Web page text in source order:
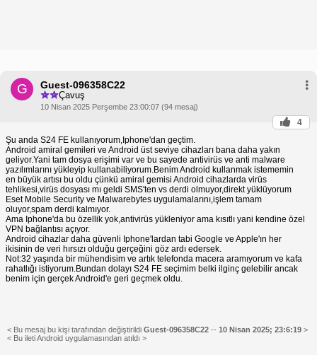
G Guest-096358C22
Çavuş
10 Nisan 2025 Perşembe 23:00:07 (94 mesaj)
4
Şu anda S24 FE kullanıyorum,Iphone'dan geçtim.
Android amiral gemileri ve Android üst seviye cihazları bana daha yakın
geliyor.Yani tam dosya erişimi var ve bu sayede antivirüs ve anti malware
yazılımlarını yükleyip kullanabiliyorum.Benim Android kullanmak istememin
en büyük artısı bu oldu çünkü amiral gemisi Android cihazlarda virüs
tehlikesi,virüs dosyası mı geldi SMS'ten vs derdi olmuyor,direkt yüklüyorum
Eset Mobile Security ve Malwarebytes uygulamalarını,işlem tamam
oluyor,spam derdi kalmıyor.
Ama Iphone'da bu özellik yok,antivirüs yükleniyor ama kısıtlı yani kendine özel
VPN bağlantısı açıyor.
Android cihazlar daha güvenli Iphone'lardan tabi Google ve Apple'ın her
ikisinin de veri hırsızı olduğu gerçeğini göz ardı edersek.
Not:32 yaşında bir mühendisim ve artık telefonda macera aramıyorum ve kafa
rahatlığı istiyorum.Bundan dolayı S24 FE seçimim belki ilginç gelebilir ancak
benim için gerçek Android'e geri geçmek oldu.
< Bu mesaj bu kişi tarafından değiştirildi Guest-096358C22 -- 10 Nisan 2025; 23:6:19 >
< Bu ileti Android uygulamasından atıldı >